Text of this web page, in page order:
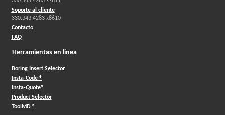
Soporte al cliente
330.343.4283 x8610
Contacto
FAQ
Herramientas en linea
Boring Insert Selector
Insta-Code ®
Insta-Quote®
Product Selector
ToolMD ®